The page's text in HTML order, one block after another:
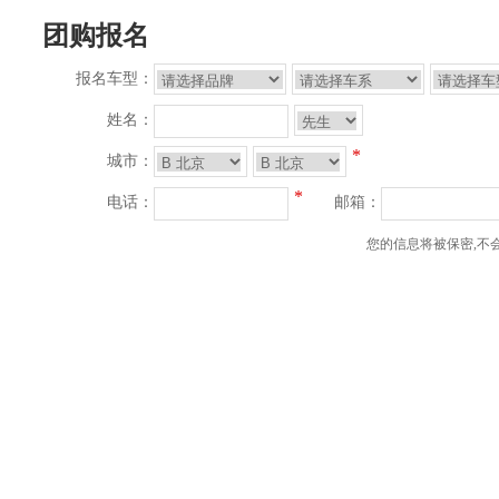
团购报名
报名车型：
姓名：
城市： *
电话： * 邮箱：
您的信息将被保密,不